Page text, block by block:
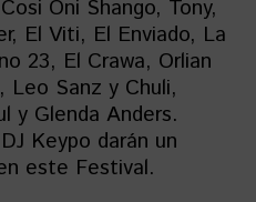
Oni Shango, Tony,
El Viti, El Enviado, La
23, El Crawa, Orlian
Leo Sanz y Chuli,
y Glenda Anders.
Keypo darán un
este Festival.